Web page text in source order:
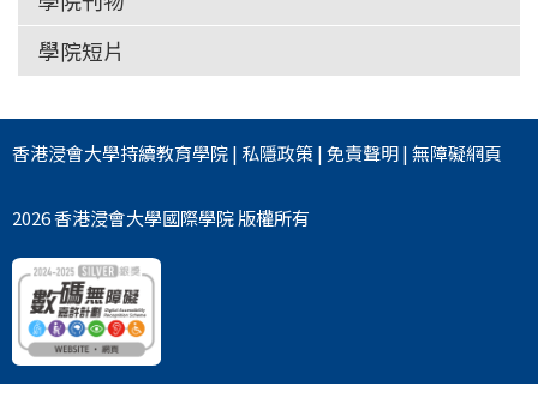
學院短片
香港浸會大學持續教育學院| 私隱政策|免責聲明|無障礙網頁
2026 香港浸會大學國際學院 版權所有